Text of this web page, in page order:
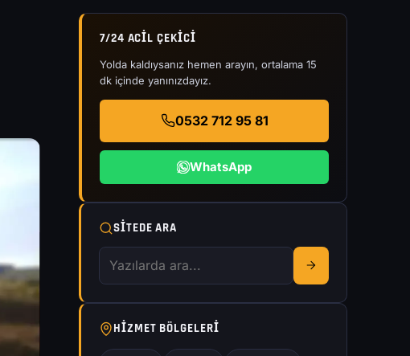
7/24 ACIL ÇEKICI
Yolda kaldıysanız hemen arayın, ortalama 15
dk içinde yanınızdayız.
0532 712 95 81
WhatsApp
SITEDE ARA
HIZMET BÖLGELERI